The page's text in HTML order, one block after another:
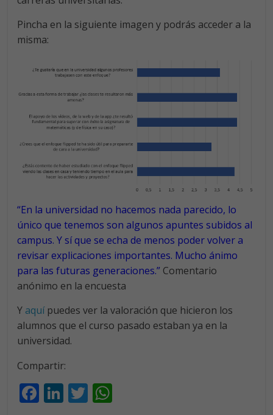
Pincha en la siguiente imagen y podrás acceder a la
misma:
“En la universidad no hacemos nada parecido, lo
único que tenemos son algunos apuntes subidos al
campus. Y sí que se echa de menos poder volver a
revisar explicaciones importantes. Mucho ánimo
para las futuras generaciones.” Comentario
anónimo en la encuesta
Y aquípuedes ver la valoración que hicieron los
alumnos que el curso pasado estaban ya en la
universidad.
Compartir:
F Li T